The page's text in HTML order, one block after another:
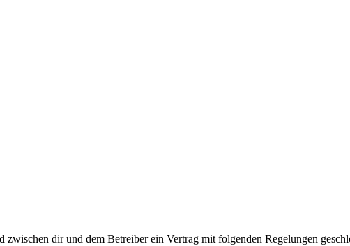
dir und dem Betreiber ein Vertrag mit folgenden Regelungen